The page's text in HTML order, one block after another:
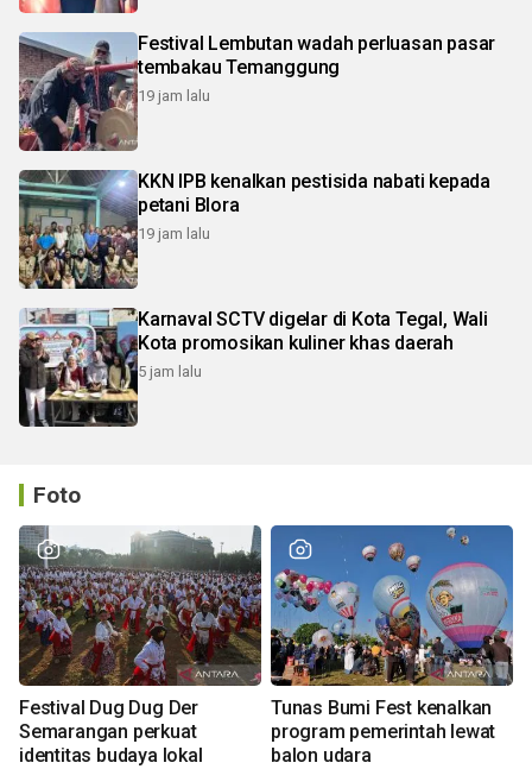
Festival Lembutan wadah perluasan pasar
tembakau Temanggung
19 jam lalu
KKN IPB kenalkan pestisida nabati kepada
petani Blora
19 jam lalu
Karnaval SCTV digelar di Kota Tegal, Wali
Kota promosikan kuliner khas daerah
5 jam lalu
Foto
Festival Dug Dug Der
Semarangan perkuat
identitas budaya lokal
Tunas Bumi Fest kenalkan
program pemerintah lewat
balon udara